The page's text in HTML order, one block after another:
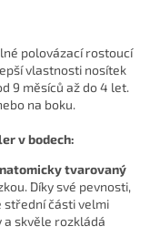
polovázací rostoucí
vlastnosti nosítek
9 měsíců až do 4 let.
na boku.
v bodech:
tvarovaný
Díky své pevnosti,
střední části velmi
skvěle rozkládá